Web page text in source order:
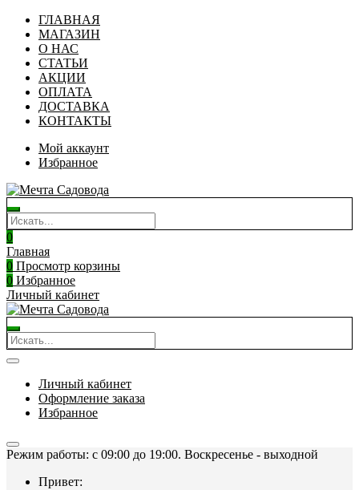
ГЛАВНАЯ
МАГАЗИН
О НАС
СТАТЬИ
АКЦИИ
ОПЛАТА
ДОСТАВКА
КОНТАКТЫ
Мой аккаунт
Избранное
0
Главная
0 Просмотр корзины
0 Избранное
Личный кабинет
Личный кабинет
Оформление заказа
Избранное
Режим работы: c 09:00 до 19:00. Воскресенье - выходной
Привет: